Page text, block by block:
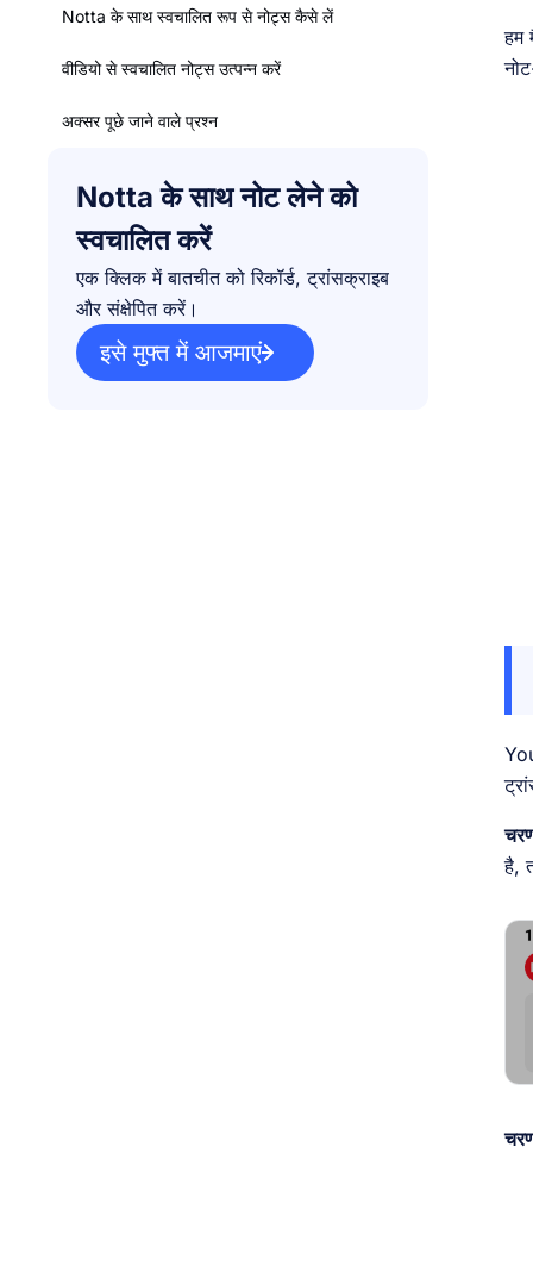
Notta के साथ स्वचालित रूप से नोट्स कैसे लें
वीडियो से स्वचालित नोट्स उत्पन्न करें
अक्सर पूछे जाने वाले प्रश्न
Notta के साथ नोट लेने को
स्वचालित करें
एक क्लिक में बातचीत को रिकॉर्ड, ट्रांसक्राइब
और संक्षेपित करें।
इसे मुफ्त में आजमाएं
हम
है,